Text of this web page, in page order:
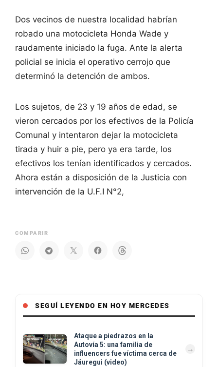
Dos vecinos de nuestra localidad habrían
robado una motocicleta Honda Wade y
raudamente iniciado la fuga. Ante la alerta
policial se inicia el operativo cerrojo que
determinó la detención de ambos.
Los sujetos, de 23 y 19 años de edad, se
vieron cercados por los efectivos de la Policía
Comunal y intentaron dejar la motocicleta
tirada y huir a pie, pero ya era tarde, los
efectivos los tenían identificados y cercados.
Ahora están a disposición de la Justicia con
intervención de la U.F.I N°2,
COMPARIR
SEGUÍ LEYENDO EN HOY MERCEDES
Ataque a piedrazos en la
Autovía 5: una familia de
influencers fue víctima cerca de
Jáuregui (video)